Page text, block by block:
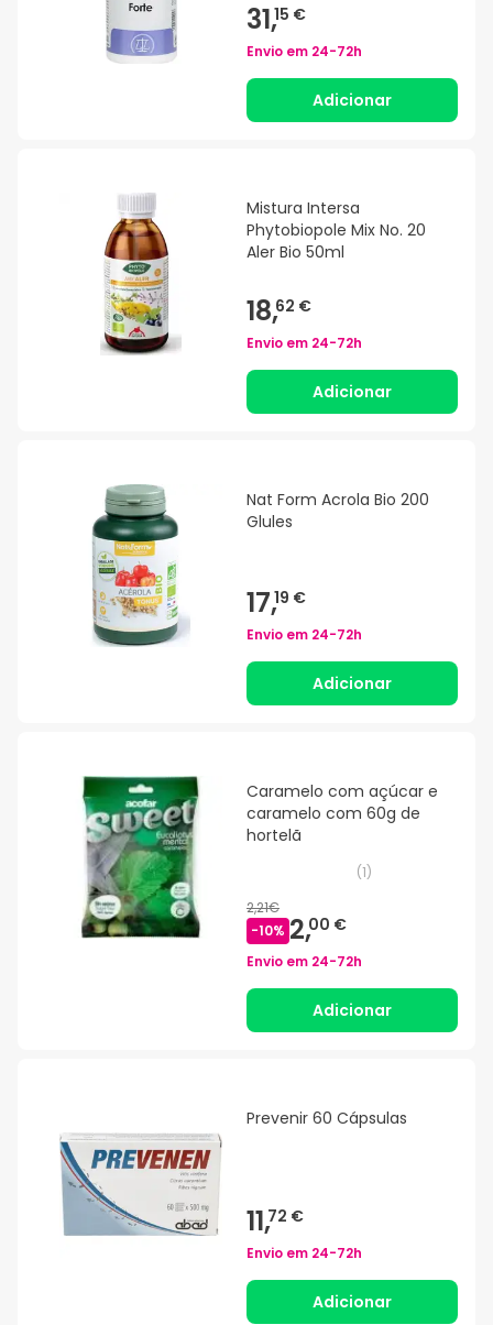
31,15 €
Envio em 24-72h
Adicionar
Mistura Intersa
Phytobiopole Mix No. 20
Aler Bio 50ml
18,62 €
Envio em 24-72h
Adicionar
Nat Form Acrola Bio 200
Glules
17,19 €
Envio em 24-72h
Adicionar
Caramelo com açúcar e
caramelo com 60g de
hortelã
(1)
2,21€
-10% 2,00 €
Envio em 24-72h
Adicionar
Prevenir 60 Cápsulas
11,72 €
Envio em 24-72h
Adicionar